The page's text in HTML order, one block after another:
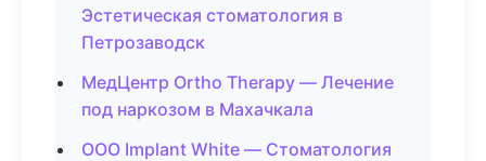
Эстетическая стоматология в
Петрозаводск
МедЦентр Ortho Therapy — Лечение
под наркозом в Махачкала
ООО Implant White — Стоматология